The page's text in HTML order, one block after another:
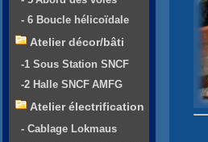
- 6 Boucle hélicoïdale
Atelier décor/bâti
-1 Sous Station SNCF
-2 Halle SNCF AMFG
Atelier électrification
- Cablage Lokmaus